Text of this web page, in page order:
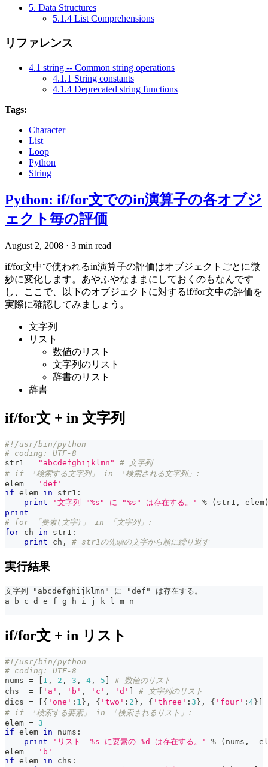
5. Data Structures
5.1.4 List Comprehensions
リファレンス
4.1 string -- Common string operations
4.1.1 String constants
4.1.4 Deprecated string functions
Tags:
Character
List
Loop
Python
String
Python: if/for文でのin演算子の各オブジ
ェクト毎の評価
August 2, 2008 · 3 min read
if/for文中で使われるin演算子の評価はオブジェクトごとに微
妙に変化します。あやふやなままにしておくのもなんです
し、ここで、以下のオブジェクトに対するif/for文中の評価を
実際に確認してみましょう。
文字列
リスト
数値のリスト
文字列のリスト
辞書のリスト
辞書
if/for文 + in 文字列
#!/usr/bin/python
# coding: UTF-8
str1 = "abcdefghijklmn"
# 文字列
# if 「検索する文字列」 in 「検索される文字列」:
elem =
'def'
if elem in str1 :
print
'文字列 "%s" に "%s" は存在する。' % ( str1 , elem
print
# for 「要素(文字)」 in 「文字列」:
for ch in str1 :
print ch , # str1の先頭の文字から順に繰り返す
実行結果
文字列 "abcdefghijklmn" に "def" は存在する。
a b c d e f g h i j k l m n
if/for文 + in リスト
#!/usr/bin/python
# coding: UTF-8
nums = 1 , 2 , 3 , 4 , 5
# 数値のリスト
chs = 'a' , 'b' , 'c' , 'd'
# 文字列のリスト
dics = { 'one' : 1 } , { 'two' : 2 } , { 'three' : 3 } , { 'four' : 4 }
# if 「検索する要素」 in 「検索されるリスト」:
elem = 3
if elem in nums :
print
'リスト  %s に要素の %d は存在する。' % ( nums ,
elem =
'b'
if elem in chs :